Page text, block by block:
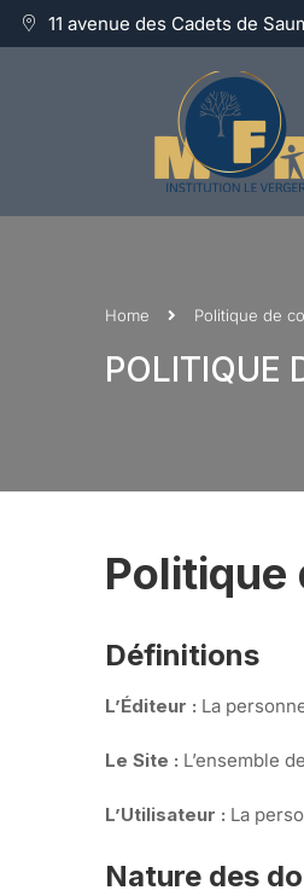
11 avenue des Cadets de
Home Politique de
POLITIQUE
Définitions
L’Éditeur : La
Le Site : L’ensemble
L’Utilisateur : La
Nature des